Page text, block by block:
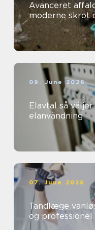
Avanceret
moderne skrot
09. June 2026
Elavtal så väljer du rätt avtal för din
elanvändning
07. June 2026
Tandlæge vanløse sådan finder
og professionel